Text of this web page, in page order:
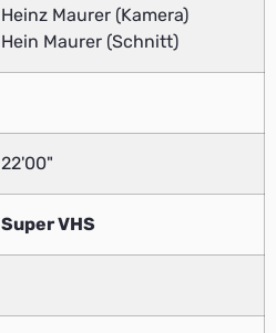
Heinz Maurer (Kamera)
Hein Maurer (Schnitt)
22'00"
Super VHS